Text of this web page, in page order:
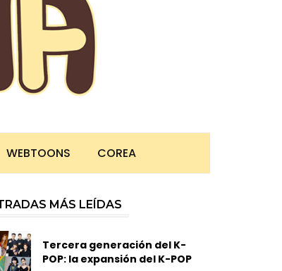
WEBTOONS COREA
MÁS LEÍDAS
Tercera generación del K-
POP: la expansión del K-POP